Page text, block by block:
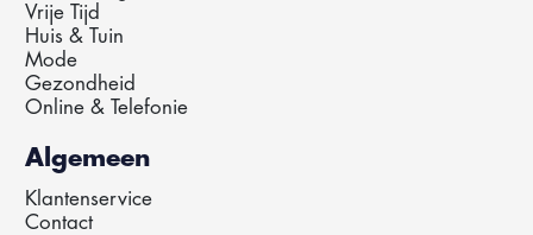
Vrije Tijd
Huis & Tuin
Mode
Gezondheid
Online & Telefonie
Algemeen
Klantenservice
Contact